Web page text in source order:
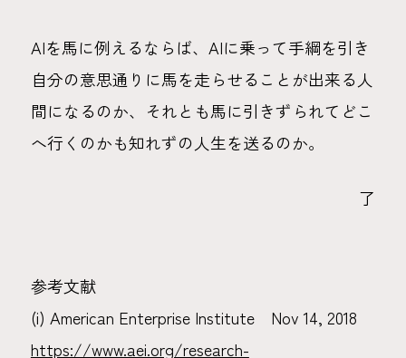
AIを馬に例えるならば、AIに乗って手綱を引き
自分の意思通りに馬を走らせることが出来る人
間になるのか、それとも馬に引きずられてどこ
へ行くのかも知れずの人生を送るのか。
了
参考文献
(i) American Enterprise Institute Nov 14, 2018
https://www.aei.org/research-